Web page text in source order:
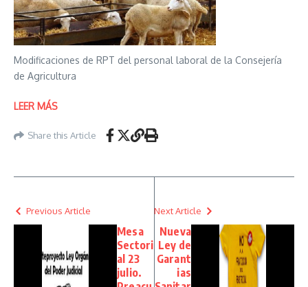
Modificaciones de RPT del personal laboral de la Consejería
de Agricultura
LEER MÁS
Share this Article
Previous Article
Mesa
Sectori
al 23
julio.
Next Article
Nueva
Ley de
Garant
ias